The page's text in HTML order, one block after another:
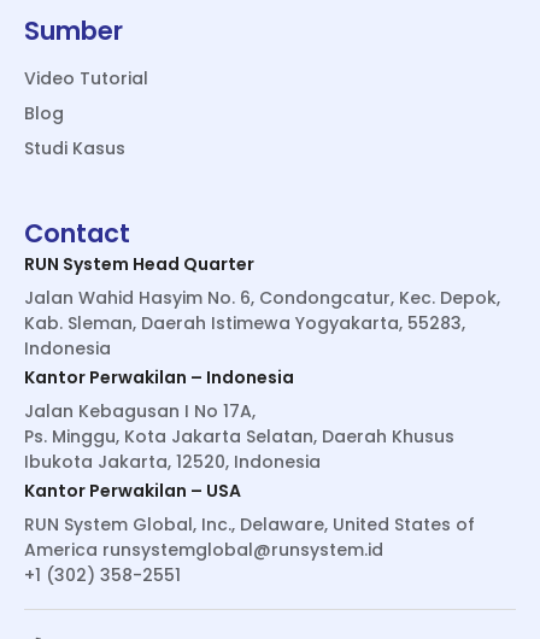
Sumber
Video Tutorial
Blog
Studi Kasus
Contact
RUN System Head Quarter
Jalan Wahid Hasyim No. 6, Condongcatur, Kec. Depok,
Kab. Sleman, Daerah Istimewa Yogyakarta, 55283,
Indonesia
Kantor Perwakilan – Indonesia
Jalan Kebagusan I No 17A,
Ps. Minggu, Kota Jakarta Selatan, Daerah Khusus
Ibukota Jakarta, 12520, Indonesia
Kantor Perwakilan – USA
RUN System Global, Inc., Delaware, United States of
America runsystemglobal@runsystem.id
+1 (302) 358-2551